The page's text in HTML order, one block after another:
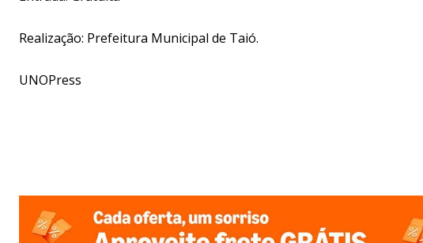
Realização: Prefeitura Municipal de Taió.
UNOPress